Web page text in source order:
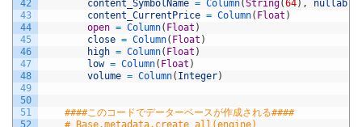
42
43
44
45
46
47
48
49
50
51
content_SymbolName = Column(String(64) , nullable
content_CurrentPrice = Column( Float )
open = Column( Float )
close = Column( Float )
high = Column( Float )
low = Column( Float )
volume = Column( Integer)
####このコードでデーターベースが作成される####